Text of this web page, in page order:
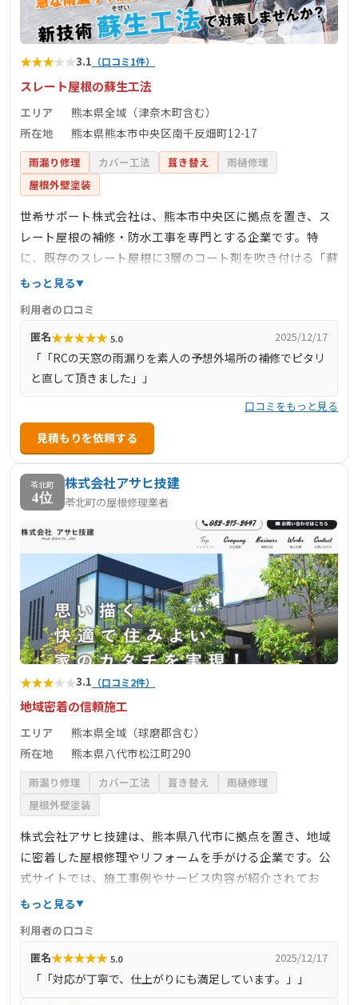
★★★★★3.1 （口コミ1件）
スレート屋根の蘇生工法
エリア
熊本県全域（津奈木町含む）
所在地
熊本県熊本市中央区南千反畑町12-17
雨漏り修理 カバー工法 葺き替え
雨樋修理
屋根外壁塗装
世希サポート株式会社は、熊本市中央区に拠点を置き、ス
レート屋根の補修・防水工事を専門とする企業です。特
に、既存のスレート屋根に3層のコート剤を吹き付ける「蘇
生工法」を採用しており、建物の稼働を止めずに短期間で
断熱性や耐震性を向上させることができます。雨漏り修理
にも対応しており、無料診断を実施中です。詳細は公式サ
イトをご確認ください。
もっと見る
利用者の口コミ
匿名★★★★★ 5.0 2025/12/17
「「RCの天窓の雨漏りを素人の予想外場所の補修でピタリ
と直して頂きました」」
口コミをもっと見る
見積もりを依頼する
苓北町
4位
株式会社アサヒ技建
苓北町の屋根修理業者
★★★★★3.1 （口コミ2件）
地域密着の信頼施工
エリア
熊本県全域（球磨郡含む）
所在地
熊本県八代市松江町290
雨漏り修理 カバー工法 葺き替え
雨樋修理
屋根外壁塗装
株式会社アサヒ技建は、熊本県八代市に拠点を置き、地域
に密着した屋根修理やリフォームを手がける企業です。公
式サイトでは、施工事例やサービス内容が紹介されてお
り、無料診断も実施中です。詳細な情報は公式サイトをご
もっと見る
利用者の口コミ
匿名★★★★★ 5.0 2025/12/17
「「対応が丁寧で、仕上がりにも満足しています。」」